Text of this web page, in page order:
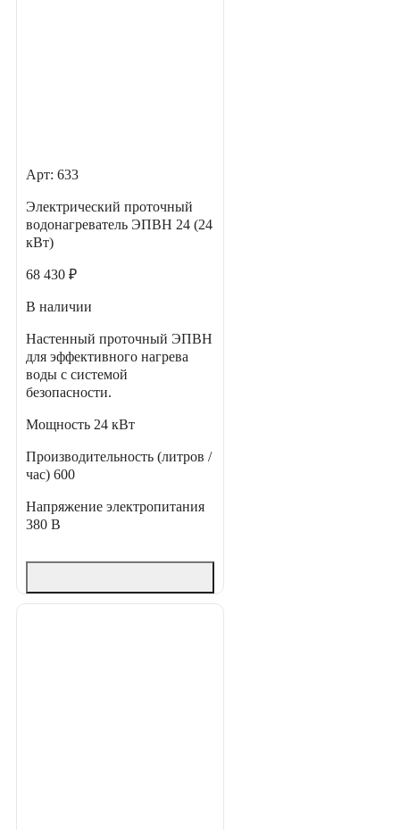
Арт: 633
Электрический проточный
водонагреватель ЭПВН 24 (24
кВт)
68 430 ₽
В наличии
Настенный проточный ЭПВН
для эффективного нагрева
воды с системой
безопасности.
Мощность 24 кВт
Производительность (литров /
час) 600
Напряжение электропитания
380 В